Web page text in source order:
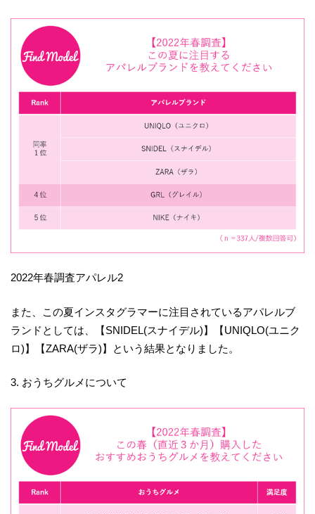
2022年春調査アパレル2
また、この夏インスタグラマーに注目されているアパレルブ
ランドとしては、【SNIDEL(スナイデル)】【UNIQLO(ユニク
ロ)】【ZARA(ザラ)】という結果となりました。
3. おうちグルメについて